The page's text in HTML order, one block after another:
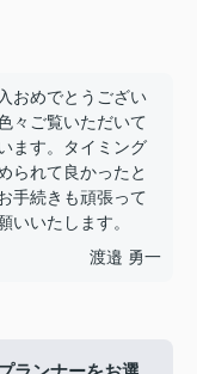
おめでとうござい
々ご覧いただいて
ます。タイミング
られて良かったと
手続きも頑張って
いいたします。
渡邉 勇一